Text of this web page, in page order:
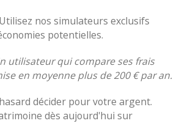
Utilisez nos simulateurs exclusifs
potentielles.
utilisateur qui compare ses frais
en moyenne plus de 200 € par an.
décider pour votre argent.
dès aujourd'hui sur